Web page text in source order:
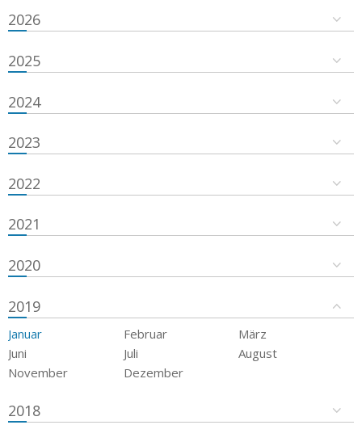
2026
2025
2024
2023
2022
2021
2020
2019
Januar Februar
März
Juni
Juli
August
November
Dezember
2018